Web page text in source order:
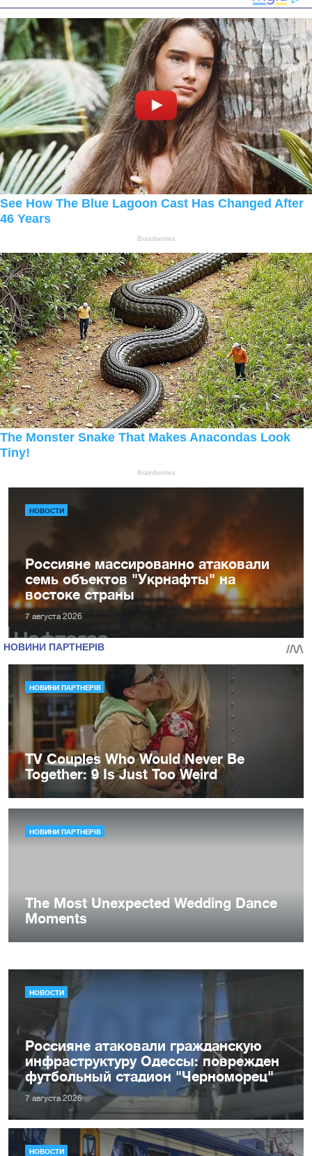
НОВОСТИ
Россияне массированно атаковали
семь объектов "Укрнафты" на
востоке страны
7 августа 2026
НОВОСТИ
Россияне атаковали гражданскую
инфраструктуру Одессы: поврежден
футбольный стадион "Черноморец"
7 августа 2026
НОВОСТИ